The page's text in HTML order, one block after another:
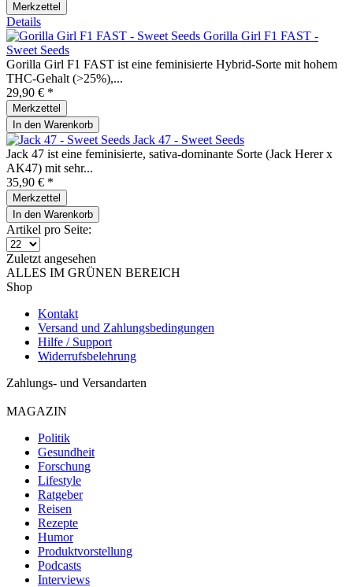
Merkzettel
Details
Gorilla Girl F1 FAST -
Sweet Seeds
Gorilla Girl F1 FAST ist eine feminisierte Hybrid-Sorte mit hohem
THC-Gehalt (>25%),...
29,90 € *
Merkzettel
In den Warenkorb
Jack 47 - Sweet Seeds
Jack 47 ist eine feminisierte, sativa-dominante Sorte (Jack Herer x
AK47) mit sehr...
35,90 € *
Merkzettel
In den Warenkorb
Artikel pro Seite:
Zuletzt angesehen
ALLES IM GRÜNEN BEREICH
Shop
Kontakt
Versand und Zahlungsbedingungen
Hilfe / Support
Widerrufsbelehrung
Zahlungs- und Versandarten
MAGAZIN
Politik
Gesundheit
Forschung
Lifestyle
Ratgeber
Reisen
Rezepte
Humor
Produktvorstellung
Podcasts
Interviews